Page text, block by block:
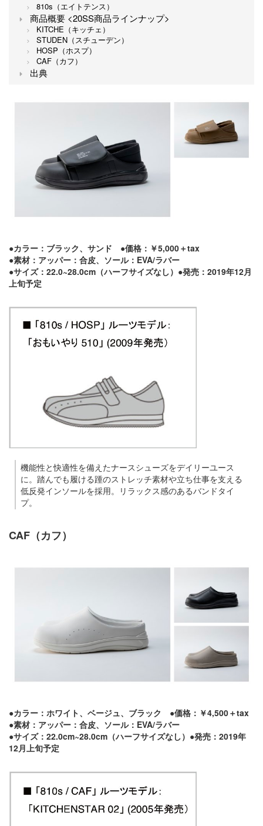
810s（エイトテンス）
商品概要 <20SS商品ラインナップ>
KITCHE（キッチェ）
STUDEN（スチューデン）
HOSP（ホスプ）
CAF（カフ）
出典
●カラー：ブラック、サンド ●価格：￥5,000＋tax
●素材：アッパー：合皮、ソール：EVA/ラバー
●サイズ：22.0~28.0cm（ハーフサイズなし）●発売：2019年12月
上旬予定
機能性と快適性を備えたナースシューズをデイリーユース
に。踏んでも履ける踵のストレッチ素材や立ち仕事を支える
低反発インソールを採用。リラックス感のあるバンドタイ
プ。
CAF（カフ）
●カラー：ホワイト、ベージュ、ブラック ●価格：￥4,500＋tax
●素材：アッパー：合皮、ソール：EVA/ラバー
●サイズ：22.0cm~28.0cm（ハーフサイズなし）●発売：2019年
12月上旬予定